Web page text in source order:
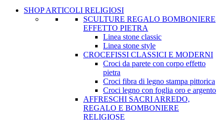
SHOP ARTICOLI RELIGIOSI
SCULTURE REGALO BOMBONIERE
EFFETTO PIETRA
Linea stone classic
Linea stone style
CROCEFISSI CLASSICI E MODERNI
Croci da parete con corpo effetto
pietra
Croci fibra di legno stampa pittorica
Croci legno con foglia oro e argento
AFFRESCHI SACRI ARREDO,
REGALO E BOMBONIERE
RELIGIOSE